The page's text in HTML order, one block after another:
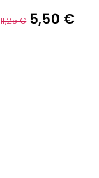
Precio
11,25 € Precio
5,50 €